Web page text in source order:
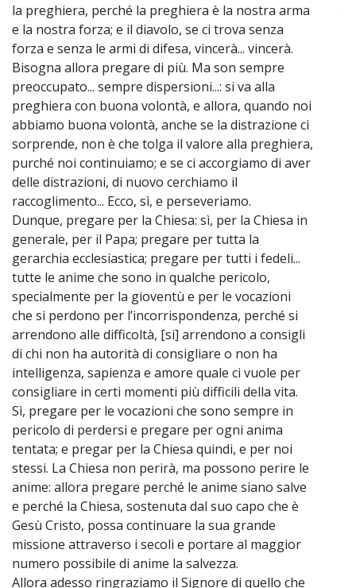
la preghiera, perché la preghiera è la nostra arma
e la nostra forza; e il diavolo, se ci trova senza
forza e senza le armi di difesa, vincerà... vincerà.
Bisogna allora pregare di più. Ma son sempre
preoccupato... sempre dispersioni...: si va alla
preghiera con buona volontà, e allora, quando noi
abbiamo buona volontà, anche se la distrazione ci
sorprende, non è che tolga il valore alla preghiera,
purché noi continuiamo; e se ci accorgiamo di aver
delle distrazioni, di nuovo cerchiamo il
raccoglimento... Ecco, sì, e perseveriamo.
Dunque, pregare per la Chiesa: sì, per la Chiesa in
generale, per il Papa; pregare per tutta la
gerarchia ecclesiastica; pregare per tutti i fedeli...
tutte le anime che sono in qualche pericolo,
specialmente per la gioventù e per le vocazioni
che si perdono per l’incorrispondenza, perché si
arrendono alle difficoltà, [si] arrendono a consigli
di chi non ha autorità di consigliare o non ha
intelligenza, sapienza e amore quale ci vuole per
consigliare in certi momenti più difficili della vita.
Sì, pregare per le vocazioni che sono sempre in
pericolo di perdersi e pregare per ogni anima
tentata; e pregar per la Chiesa quindi, e per noi
stessi. La Chiesa non perirà, ma possono perire le
anime: allora pregare perché le anime siano salve
e perché la Chiesa, sostenuta dal suo capo che è
Gesù Cristo, possa continuare la sua grande
missione attraverso i secoli e portare al maggior
numero possibile di anime la salvezza.
Allora adesso ringraziamo il Signore di quello che